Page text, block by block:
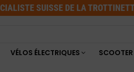
SUISSE DE LA
VÉLOS ÉLECTRIQUES SCOOTER